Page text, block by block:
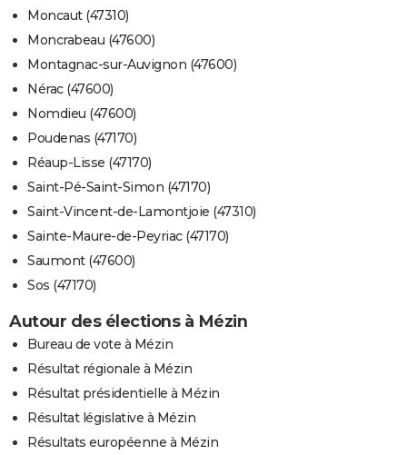
Moncaut (47310)
Moncrabeau (47600)
Montagnac-sur-Auvignon (47600)
Nérac (47600)
Nomdieu (47600)
Poudenas (47170)
Réaup-Lisse (47170)
Saint-Pé-Saint-Simon (47170)
Saint-Vincent-de-Lamontjoie (47310)
Sainte-Maure-de-Peyriac (47170)
Saumont (47600)
Sos (47170)
Autour des élections à Mézin
Bureau de vote à Mézin
Résultat régionale à Mézin
Résultat présidentielle à Mézin
Résultat législative à Mézin
Résultats européenne à Mézin